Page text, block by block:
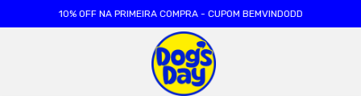
10% OFF NA PRIMEIRA COMPRA - CUPOM BEMVINDODD